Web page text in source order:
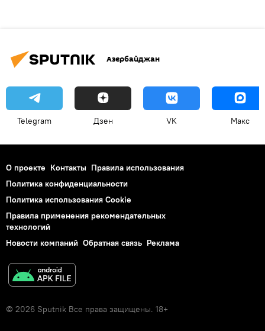
Азербайджан
Telegram Дзен VK Макс
О проекте Контакты Правила использования
Политика конфиденциальности
Политика использования Cookie
Правила применения рекомендательных
технологий
Новости компаний Обратная связь Реклама
© 2026 Sputnik Все права защищены. 18+